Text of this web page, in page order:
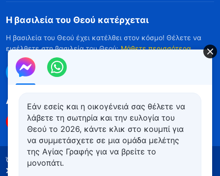
Η βασιλεία του Θεού κατέρχεται
Η βασιλεία του Θεού έχει κατέλθει στον κόσμο! Θέλετε να
εισέλθετε στη βασιλεία του Θεού; Μάθετε περισσότερα
Επικοινωνήστε μαζί μας μέσω Messenger
Ακολουθήστε μας
Όροι Χρήσης
Πολιτική απορρήτου
Συντελεστές
Εάν εσείς και η οικογένειά σας θέλετε να
λάβετε τη σωτηρία και την ευλογία του
Θεού το 2026, κάντε κλικ στο κουμπί για
να συμμετάσχετε σε μια ομάδα μελέτης
της Αγίας Γραφής για να βρείτε το
μονοπάτι.